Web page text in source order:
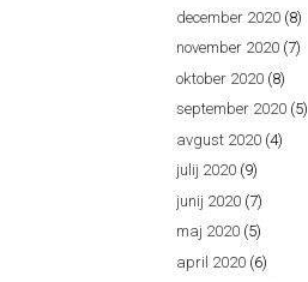
december 2020 (8)
november 2020 (7)
oktober 2020 (8)
september 2020 (5)
avgust 2020 (4)
julij 2020 (9)
junij 2020 (7)
maj 2020 (5)
april 2020 (6)